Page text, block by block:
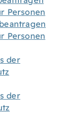
Personen
Personen
der
der